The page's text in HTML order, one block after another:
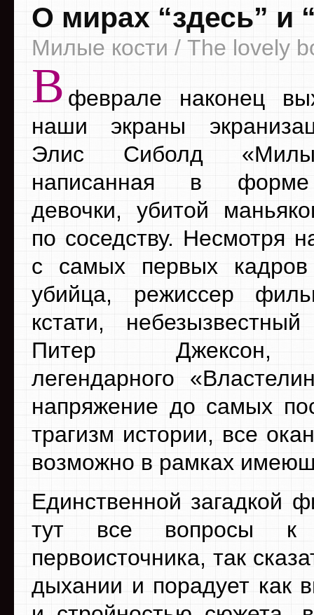
О мирах “здесь” и
Милые кости / The lovely
В феврале наконец
наши экраны
Элис Сиболд
написанная в
девочки, убитой
по соседству. Несмотря
с самых первых
убийца, режиссер
кстати,
Питер Джексон,
легендарного
напряжение до самых
трагизм истории, все
возможно в рамках
Единственной загадкой
тут все вопросы к
первоисточника, так
дыхании и порадует как